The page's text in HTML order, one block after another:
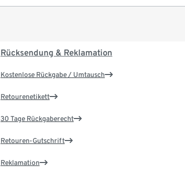
Rücksendung & Reklamation
Kostenlose Rückgabe / Umtausch
Retourenetikett
30 Tage Rückgaberecht
Retouren-Gutschrift
Reklamation